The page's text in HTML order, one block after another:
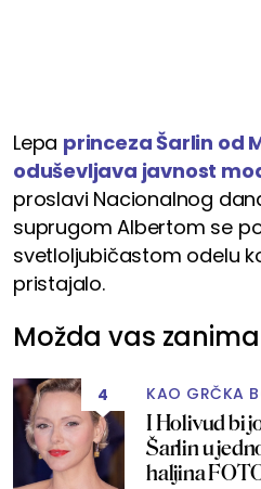
Lepa princeza Šarlin od
oduševljava javnost
proslavi Nacionalnog
suprugom Albertom se
svetloljubičastom odelu
pristajalo.
Možda vas zanima
4 KAO GRČKA
I Holivud bi
Šarlin u
haljina